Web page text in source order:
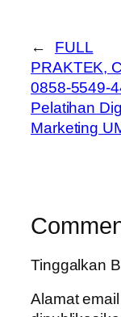
←
FULL
PRAKTEK,
0858-5549-
Pelatihan
Marketing
Tinggalkan
Alamat